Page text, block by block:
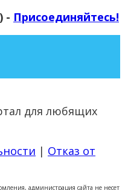
- Присоединяйтесь!
для любящих
| Отказ от
администрация сайта не несет